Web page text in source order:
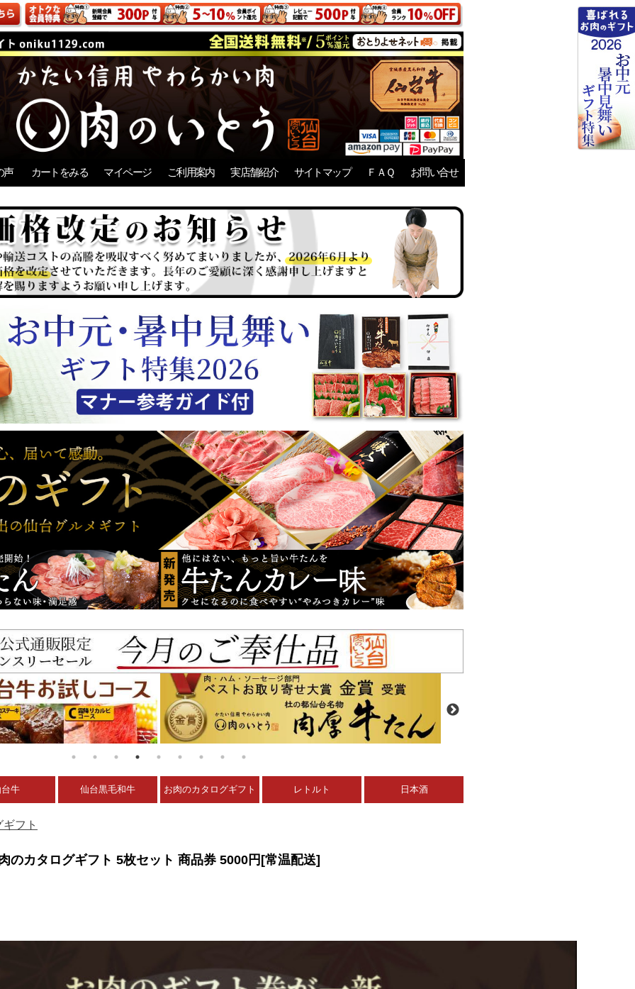
声 カートをみる マイページ ご利用案内 実店舗紹介 サイトマップ ＦＡＱ お問い合せ
牛 仙台黒毛和牛 お肉のカタログギフト レトルト 日本酒
フト
のカタログギフト 5枚セット 商品券 5000円[常温配送]